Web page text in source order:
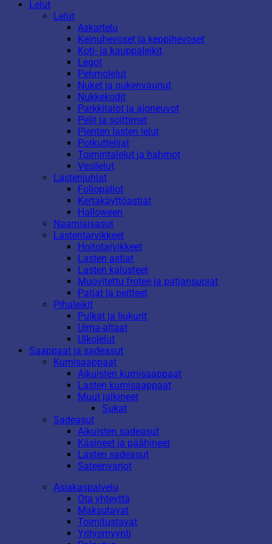
Lelut
Lelut
Askartelu
Keinuhevoset ja keppihevoset
Koti- ja kauppaleikit
Legot
Pehmolelut
Nuket ja nukenvaunut
Nukkekodit
Parkkitalot ja ajoneuvot
Pelit ja soittimet
Pienten lasten lelut
Potkuttelijat
Toimintalelut ja hahmot
Vesilelut
Lastenjuhlat
Foliopallot
Kertakäyttöastiat
Halloween
Naamiaisasut
Lastentarvikkeet
Hoitotarvikkeet
Lasten astiat
Lasten kalusteet
Muovitettu frotee ja patjansuojat
Patjat ja peitteet
Pihaleikit
Pulkat ja liukurit
Uima-altaat
Ulkolelut
Saappaat ja sadeasut
Kumisaappaat
Aikuisten kumisaappaat
Lasten kumisaappaat
Muut jalkineet
Sukat
Sadeasut
Aikuisten sadeasut
Käsineet ja päähineet
Lasten sadeasut
Sateenvarjot
Asiakaspalvelu
Ota yhteyttä
Maksutavat
Toimitustavat
Yritysmyynti